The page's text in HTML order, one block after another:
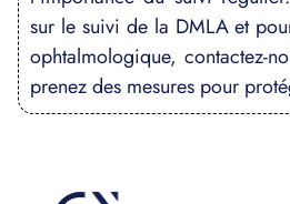
sur le suivi de la DMLA et
ophtalmologique, contactez-
prenez des mesures pour